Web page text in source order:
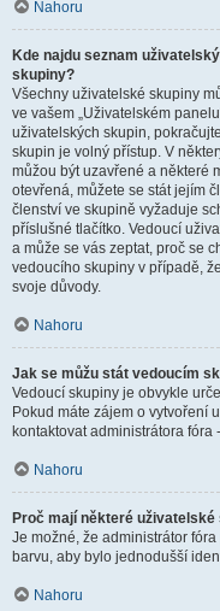
Nahoru
Kde najdu seznam
skupiny?
Všechny uživatelské skupiny
ve vašem „Uživatelském
uživatelských skupin,
skupin je volný přístup. V
můžou být uzavřené a některé
otevřená, můžete se stát jejím
členství ve skupině vyžaduje
příslušné tlačítko. Vedoucí
a může se vás zeptat, proč se
vedoucího skupiny v případě,
svoje důvody.
Nahoru
Jak se můžu stát vedoucím
Vedoucí skupiny je obvykle
Pokud máte zájem o vytvoření
kontaktovat administrátora
Nahoru
Proč mají některé
Je možné, že administrátor
barvu, aby bylo jednodušší
Nahoru